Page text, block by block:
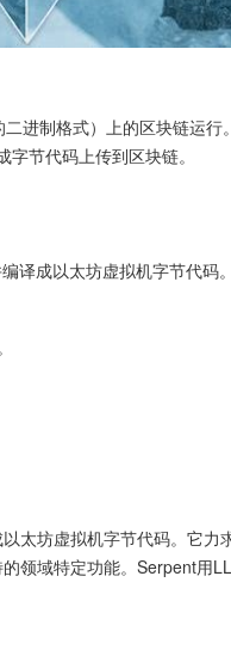
进制格式）上的区块链运行
字节代码上传到区块链。
译成以太坊虚拟机字节代码。
太坊虚拟机字节代码。它力
领域特定功能。Serpent用